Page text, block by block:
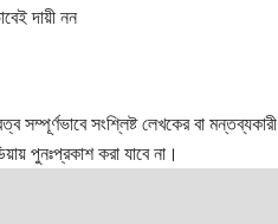
দায়ী নন
সম্পূর্ণভাবে সংশ্লিষ্ট লেখকের বা মন্তব্যকারী
পুনঃপ্রকাশ করা যাবে না।